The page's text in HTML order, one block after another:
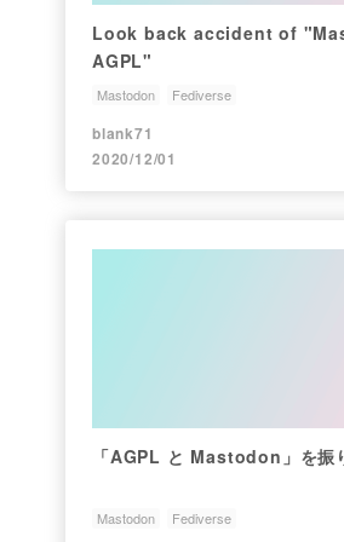
Look back accident of
AGPL"
Mastodon Fediverse
blank71
2020/12/01
「AGPL と Mastodon」を振
Mastodon Fediverse